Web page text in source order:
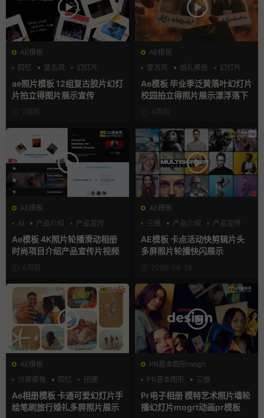
AE模板
回忆
复古风 幻灯片
ae照片模板 12组复古胶片幻灯
片拍立得图片展示宣传
2周前
AE模板
复古风
婚礼模板 幻灯片
Ae模板 毕业季泛黄落叶幻灯片
校园拍立得照片展示漂浮落下
4周前
AE模板
AI
产品介绍 产品宣传
Ae模板 4K照片轮播滑动相册
时尚项目介绍产品宣传片视频
4周前
AE模板
三维
产品介绍 产品宣传
AE模板 卡点活动快剪辑片头
多屏照片轮播快闪展示
2026-06-28
AE模板
分屏模板
回忆 团建
Ae相册模板 卡通可爱幻灯片手
绘笔刷旅行婚礼多屏照片展示
PR基本图形mogrt
PR基本图形
三维
产品介绍
Pr电子相册 模特艺术照片墙轮
播幻灯片mogrt动画pr模板